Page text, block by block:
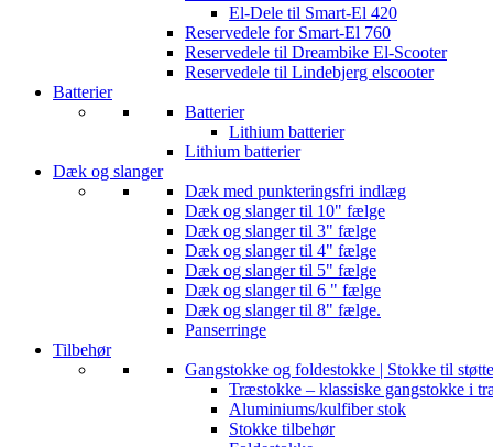
El-Dele til Smart-El 420
Reservedele for Smart-El 760
Reservedele til Dreambike El-Scooter
Reservedele til Lindebjerg elscooter
Batterier
Batterier
Lithium batterier
Lithium batterier
Dæk og slanger
Dæk med punkteringsfri indlæg
Dæk og slanger til 10" fælge
Dæk og slanger til 3" fælge
Dæk og slanger til 4" fælge
Dæk og slanger til 5" fælge
Dæk og slanger til 6 " fælge
Dæk og slanger til 8" fælge.
Panserringe
Tilbehør
Gangstokke og foldestokke | Stokke til støtte
Træstokke – klassiske gangstokke i
Aluminiums/kulfiber stok
Stokke tilbehør